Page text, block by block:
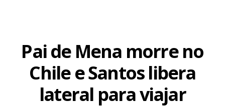
Pai de Mena morre no
Chile e Santos libera
lateral para viajar